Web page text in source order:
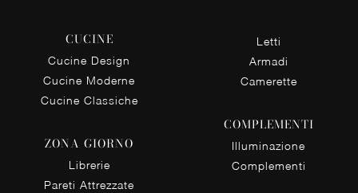
CUCINE
Cucine Design
Cucine Moderne
Cucine Classiche
ZONA GIORNO
Librerie
Pareti Attrezzate
Letti
Armadi
Camerette
COMPLEMENTI
Illuminazione
Complementi